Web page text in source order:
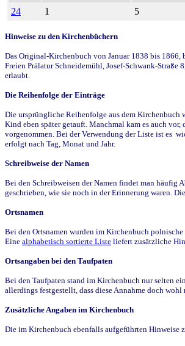
24
1 5
Hinweise zu den Kirchenbüchern
Das Original-Kirchenbuch von Januar 1838 bis
Freien Prälatur Schneidemühl, Josef-Schwank-
erlaubt.
Die Reihenfolge der Einträge
Die ursprüngliche Reihenfolge aus dem Kirchenbuch
Kind eben später getauft. Manchmal kam es auch
vorgenommen. Bei der Verwendung der Liste ist es
erfolgt nach Tag, Monat und Jahr.
Schreibweise der Namen
Bei den Schreibweisen der Namen findet man häufig
geschrieben, wie sie noch in der Erinnerung waren.
Ortsnamen
Bei den Ortsnamen wurden im Kirchenbuch
Eine alphabetisch sortierte Liste liefert zusätzliche
Ortsangaben bei den Taufpaten
Bei den Taufpaten stand im Kirchenbuch nur selten
allerdings festgestellt, dass diese Annahme doch
Zusätzliche Angaben im Kirchenbuch
Die im Kirchenbuch ebenfalls aufgeführten Hinweise